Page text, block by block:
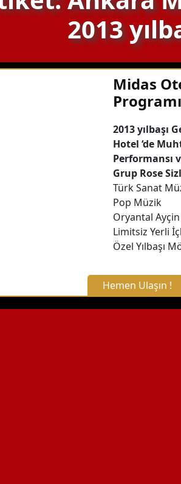
2013
Midas
Programı
2013 yılbaşı
Hotel ‘de
Performansı
Grup Rose
Türk Sanat
Pop Müzik
Oryantal Ayçin
Limitsiz Yerli
Özel Yılbaşı
Hemen Ulaşın !
X Kapat